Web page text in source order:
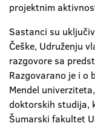
projektnim
Sastanci su
Češke, Udruženju
razgovore sa
Razgovarano je i o
Mendel
doktorskih studija,
Šumarski fakultet